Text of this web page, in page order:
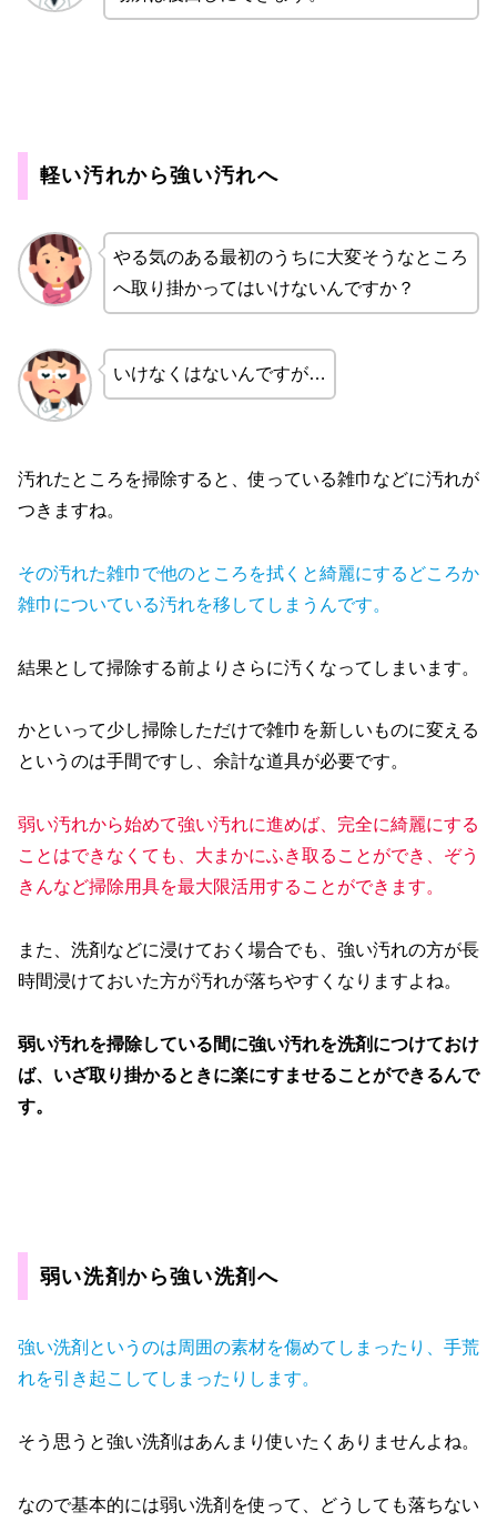
軽い汚れから強い汚れへ
やる気のある最初のうちに大変そうなところ
へ取り掛かってはいけないんですか？
いけなくはないんですが…
汚れたところを掃除すると、使っている雑巾などに汚れが
つきますね。
その汚れた雑巾で他のところを拭くと綺麗にするどころか
雑巾についている汚れを移してしまうんです。
結果として掃除する前よりさらに汚くなってしまいます。
かといって少し掃除しただけで雑巾を新しいものに変える
というのは手間ですし、余計な道具が必要です。
弱い汚れから始めて強い汚れに進めば、完全に綺麗にする
ことはできなくても、大まかにふき取ることができ、ぞう
きんなど掃除用具を最大限活用することができます。
また、洗剤などに浸けておく場合でも、強い汚れの方が長
時間浸けておいた方が汚れが落ちやすくなりますよね。
弱い汚れを掃除している間に強い汚れを洗剤につけておけ
ば、いざ取り掛かるときに楽にすませることができるんで
す。
弱い洗剤から強い洗剤へ
強い洗剤というのは周囲の素材を傷めてしまったり、手荒
れを引き起こしてしまったりします。
そう思うと強い洗剤はあんまり使いたくありませんよね。
なので基本的には弱い洗剤を使って、どうしても落ちない